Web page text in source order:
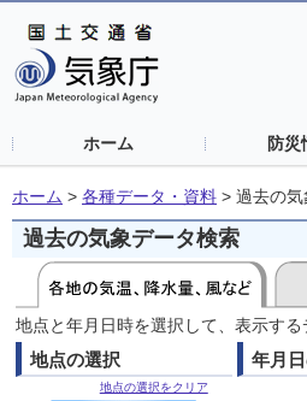
ホーム 防災
ホーム > 各種データ・資料 > 過去の
過去の気象データ検索
地点と年月日時を選択して、表示す
地点の選択
地点の選択をクリア
年月